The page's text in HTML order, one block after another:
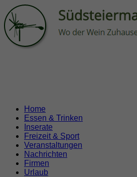
Home
Essen & Trinken
Inserate
Freizeit & Sport
Veranstaltungen
Nachrichten
Firmen
Urlaub